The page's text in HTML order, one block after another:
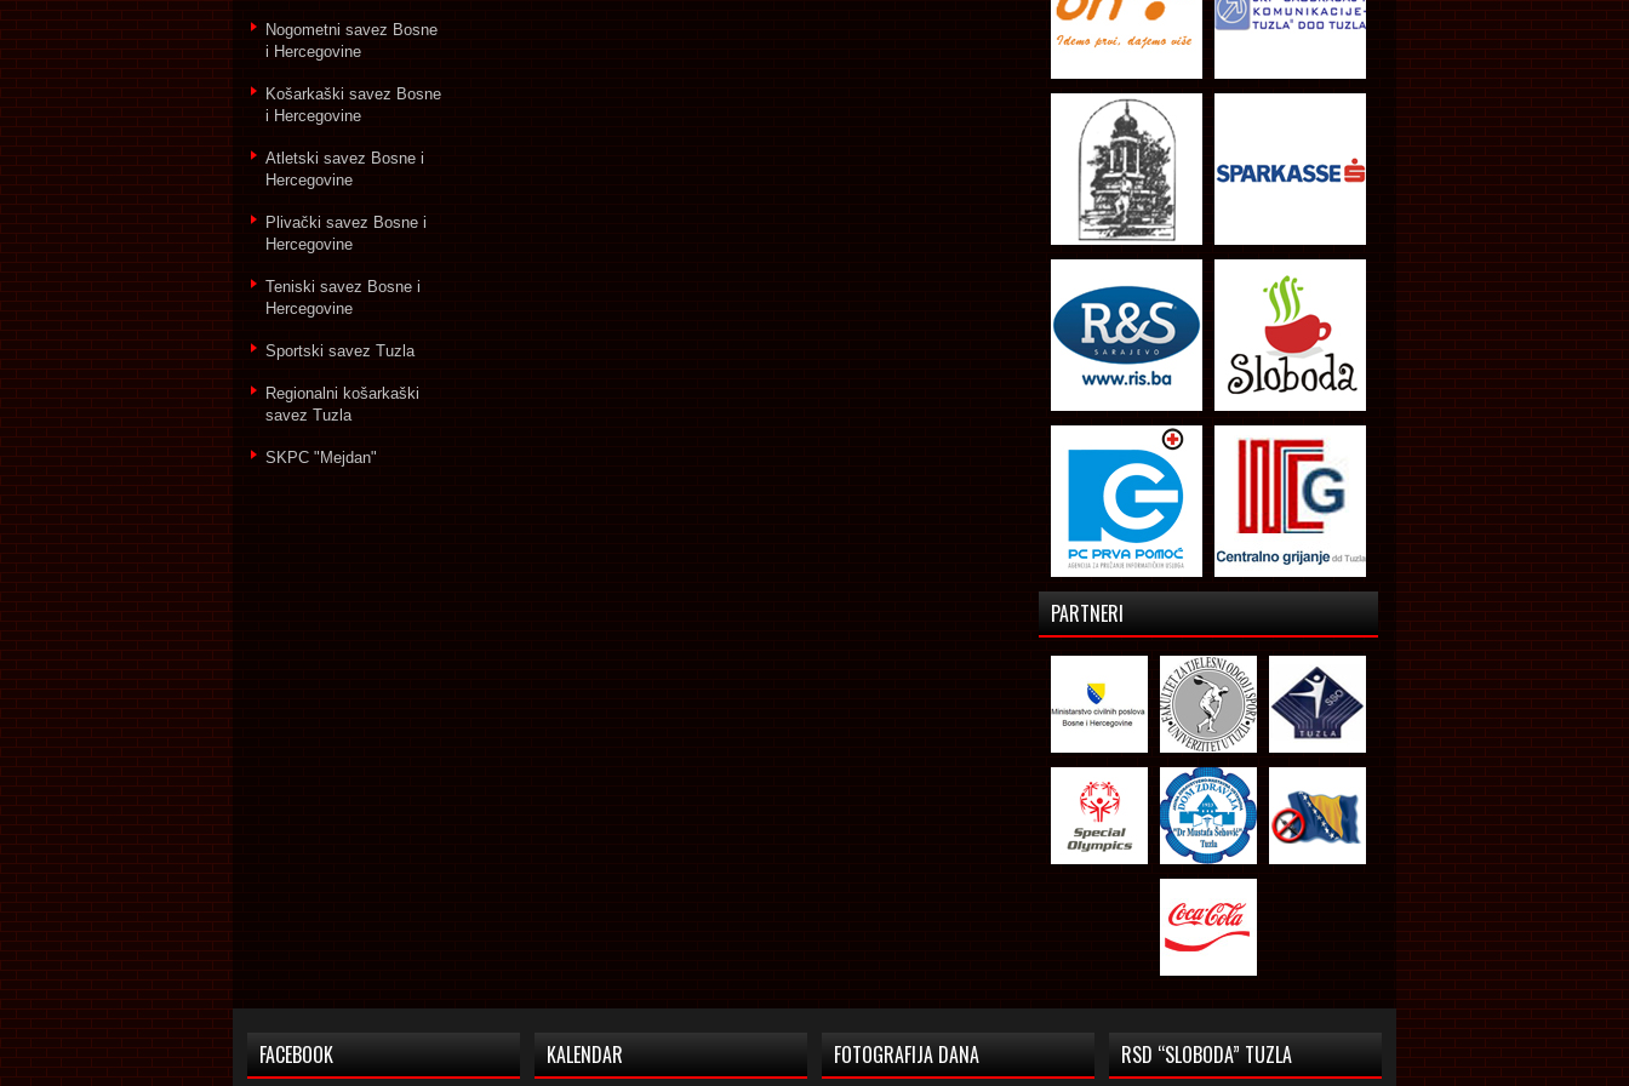
Nogometni savez Bosne
i Hercegovine
Košarkaški savez Bosne
i Hercegovine
Atletski savez Bosne i
Hercegovine
Plivački savez Bosne i
Hercegovine
Teniski savez Bosne i
Hercegovine
Sportski savez Tuzla
Regionalni košarkaški
savez Tuzla
SKPC "Mejdan"
PARTNERI
FACEBOOK KALENDAR FOTOGRAFIJA DANA RSD “SLOBODA” TUZLA